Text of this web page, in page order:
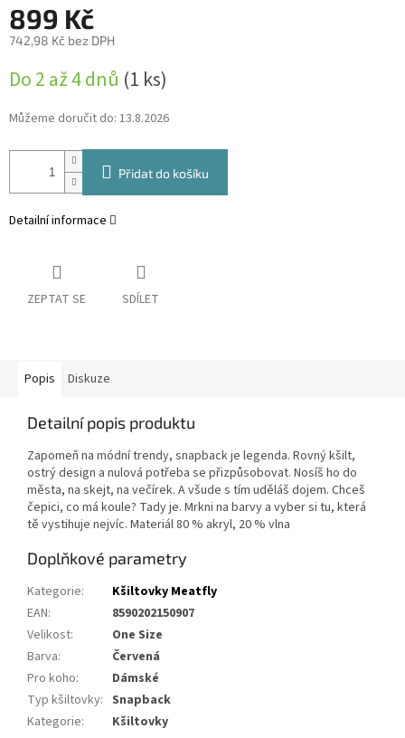
899 Kč
742,98 Kč bez DPH
cena:
Do 2 až 4 dnů (1 ks)
Můžeme doručit do: 13.8.2026
Přidat do košíku
Detailní informace
ZEPTAT SE SDÍLET
Popis Diskuze
Detailní popis produktu
Zapomeň na módní trendy, snapback je legenda. Rovný kšilt,
ostrý design a nulová potřeba se přizpůsobovat. Nosíš ho do
města, na skejt, na večírek. A všude s tím uděláš dojem. Chceš
čepici, co má koule? Tady je. Mrkni na barvy a vyber si tu, která
tě vystihuje nejvíc. Materiál 80 % akryl, 20 % vlna
Doplňkové parametry
Kategorie:
Kšiltovky Meatfly
EAN:
8590202150907
Velikost:
One Size
Barva:
Červená
Pro koho:
Dámské
Typ kšiltovky: Snapback
Kategorie:
Kšiltovky